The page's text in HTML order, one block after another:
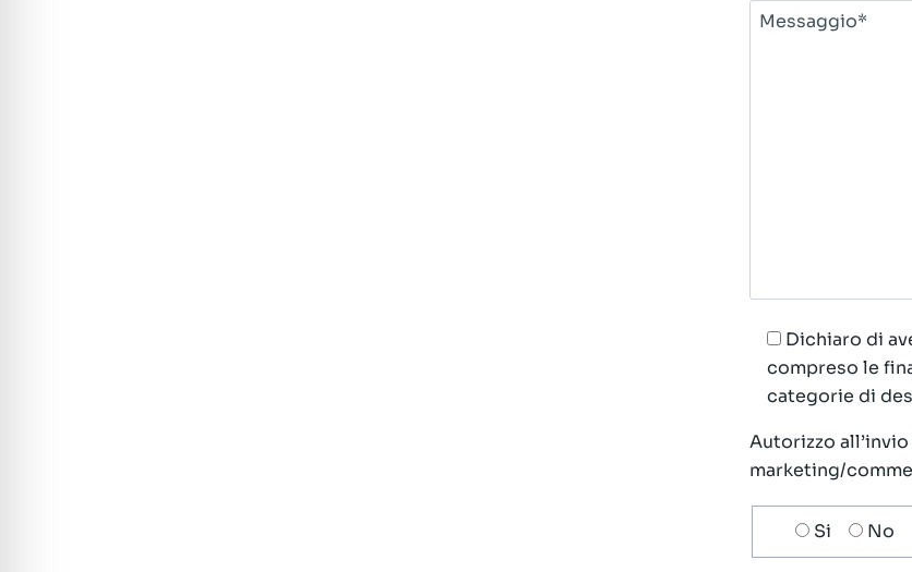
Messaggio*
Dichiaro di
compreso le
categorie di
Autorizzo
marketing/
Scelta
invio
Si No